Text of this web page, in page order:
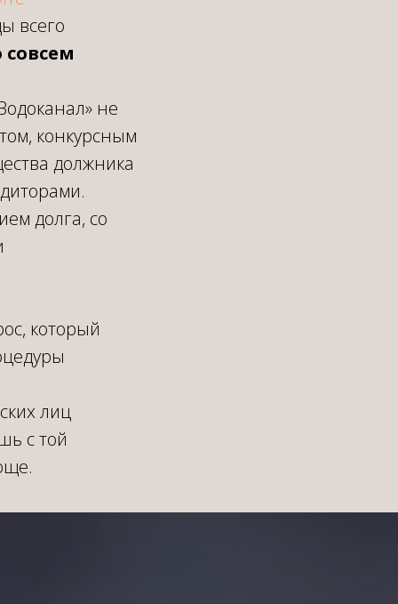
всего
совсем
не
конкурсным
должника
долга, со
который
лиц
с той